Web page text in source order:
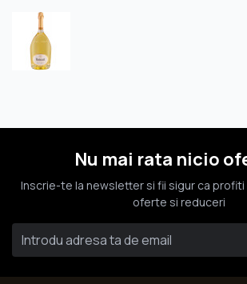
Nu mai rata nicio
Inscrie-te la newsletter si fii sigur ca profiti
oferte si reduceri